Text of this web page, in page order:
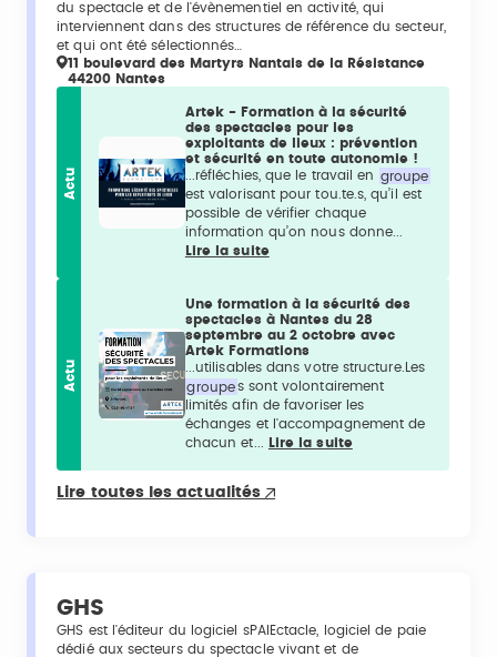
du spectacle et de l'évènementiel en activité, qui
interviennent dans des structures de référence du secteur,
et qui ont été sélectionnés…
11 boulevard des Martyrs Nantais de la Résistance
44200 Nantes
Actu
Artek - Formation à la sécurité
des spectacles pour les
exploitants de lieux : prévention
et sécurité en toute autonomie !
...réfléchies, que le travail en groupe
est valorisant pour tou.te.s, qu’il est
possible de vérifier chaque
information qu’on nous donne...
Lire la suite
Actu
Une formation à la sécurité des
spectacles à Nantes du 28
septembre au 2 octobre avec
Artek Formations
...utilisables dans votre structure.Les
groupes sont volontairement
limités afin de favoriser les
échanges et l'accompagnement de
chacun et...
Lire la suite
Lire toutes les actualités
GHS
GHS est l'éditeur du logiciel sPAIEctacle, logiciel de paie
dédié aux secteurs du spectacle vivant et de